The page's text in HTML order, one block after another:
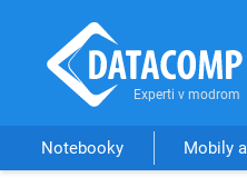
Notebooky Mobily